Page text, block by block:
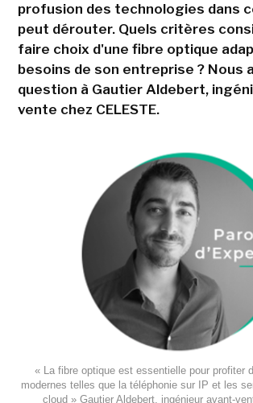
profusion des technologies dans
peut dérouter. Quels critères
faire choix d'une fibre optique
besoins de son entreprise ? Nous
question à Gautier Aldebert,
vente chez CELESTE.
« La fibre optique est essentielle pour profiter
modernes telles que la téléphonie sur IP et les
cloud » Gautier Aldebert, ingénieur avant-